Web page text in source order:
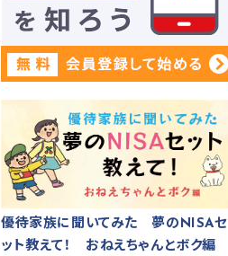
優待家族に聞いてみた 夢のNISAセ
ット教えて！ おねえちゃんとボク編